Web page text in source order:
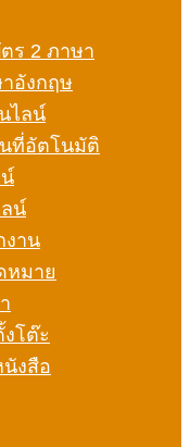
ร 2 ภาษา
อังกฤษ
ไลน์
นที่อัตโนมัติ
น์
งาน
หมาย
โต๊ะ
งสือ